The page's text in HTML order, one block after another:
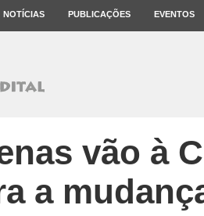
NOTÍCIAS PUBLICAÇÕES EVENTOS
vão à
a